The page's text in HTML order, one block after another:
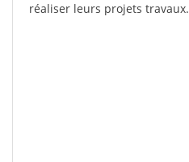
réaliser leurs projets travaux.